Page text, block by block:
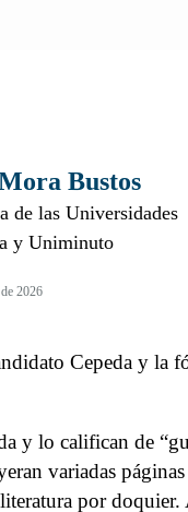
Bustos
de las Universidades
y Uniminuto
2026
Cepeda y
y lo califican de
variadas
por